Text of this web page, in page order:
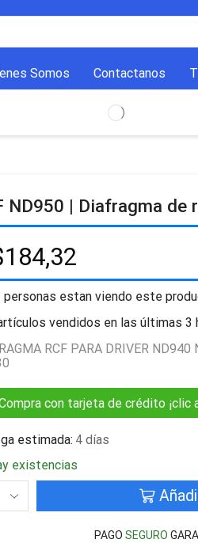
Somos Contactanos
ND950 | Diafragma de
184,32
estan viendo este
vendidos en las últimas 3
RCF PARA DRIVER
con tarjeta de crédito ¡clic
estimada: 4 días
existencias
PAGOSEGURO